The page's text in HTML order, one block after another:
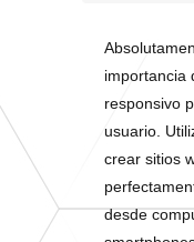
importancia
responsivo
usuario.
crear sitios
desde